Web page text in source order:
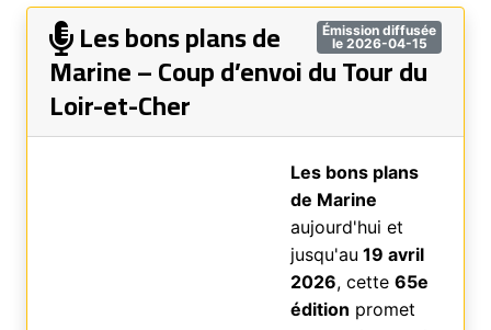
Émission diffusée
le 2026-04-15
Les bons plans de
Marine – Coup d’envoi du Tour du
Loir-et-Cher
Les bons plans
de Marine
aujourd'hui et
jusqu'au 19 avril
2026, cette 65e
édition promet